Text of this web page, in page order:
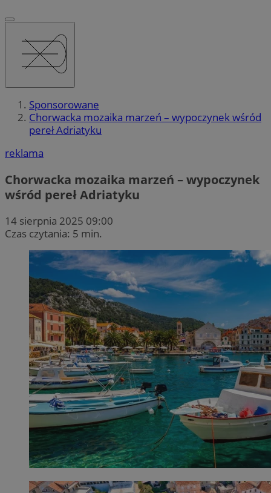
Sponsorowane
Chorwacka mozaika marzeń – wypoczynek wśród
pereł Adriatyku
reklama
Chorwacka mozaika marzeń – wypoczynek
wśród pereł Adriatyku
14 sierpnia 2025 09:00
Czas czytania: 5 min.